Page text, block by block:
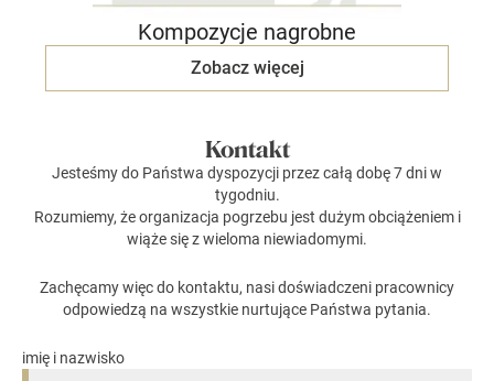
Kompozycje nagrobne
Zobacz więcej
Kontakt
Jesteśmy do Państwa dyspozycji przez całą dobę 7 dni w
tygodniu.
Rozumiemy, że organizacja pogrzebu jest dużym obciążeniem i
wiąże się z wieloma niewiadomymi.
Zachęcamy więc do kontaktu, nasi doświadczeni pracownicy
odpowiedzą na wszystkie nurtujące Państwa pytania.
imię i nazwisko